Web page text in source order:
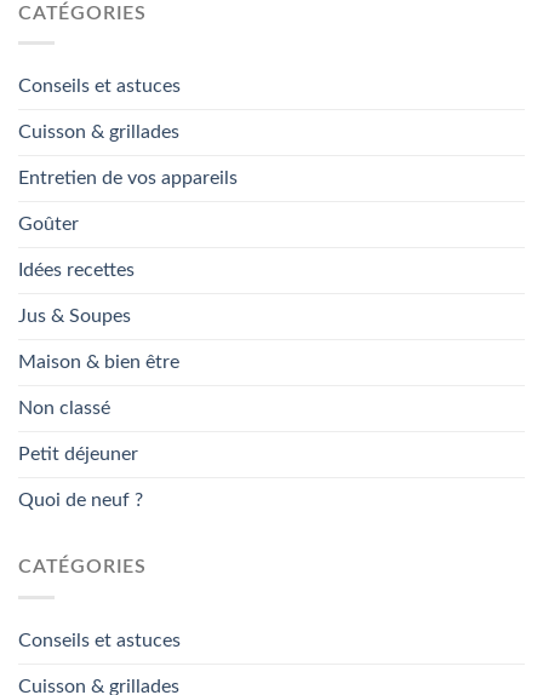
CATÉGORIES
Conseils et astuces
Cuisson & grillades
Entretien de vos appareils
Goûter
Idées recettes
Jus & Soupes
Maison & bien être
Non classé
Petit déjeuner
Quoi de neuf ?
CATÉGORIES
Conseils et astuces
Cuisson & grillades